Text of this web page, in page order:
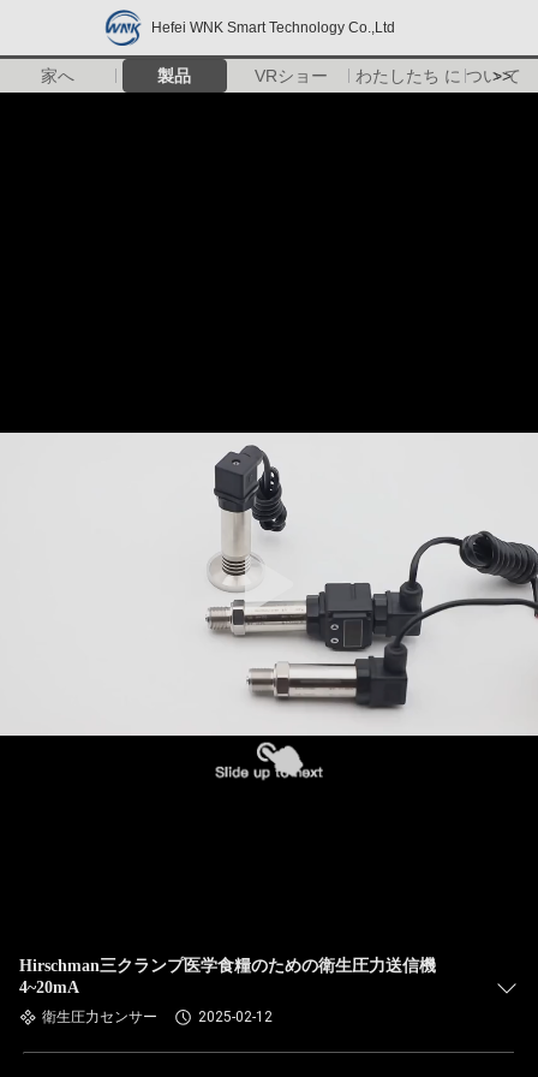
Hefei WNK Smart Technology Co.,Ltd
家へ 製品 VRショー わたしたち に つい て
>>
Hirschman三クランプ医学食糧のための衛生圧力送信機
4~20mA
衛生圧力センサー 2025-02-12